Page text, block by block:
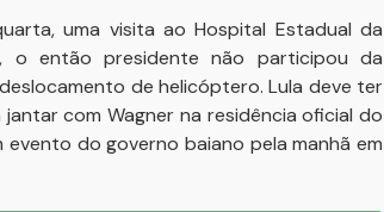
uma visita ao Hospital Estadual da
o então presidente não participou da
de helicóptero. Lula deve ter
com Wagner na residência oficial do
do governo baiano pela manhã em